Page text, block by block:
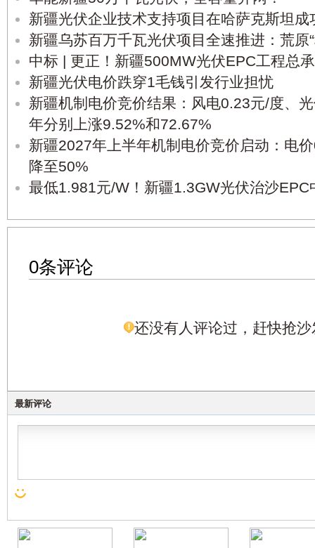
新疆光伏企业技术支持项目在哈萨克斯坦成
新疆乌苏百万千瓦光伏项目全速推进：荒原
中标 | 更正！新疆500MW光伏EPC工程总
新疆光伏电价跌穿1毛钱引发行业担忧
新疆机制电价竞价结果：风电0.23元/度、
年分别上涨9.52%和72.67%
新疆2027年上半年机制电价竞价启动：电
降至50%
最低1.981元/W！新疆1.3GW光伏治沙EPC
0条评论
还没有人评论过，赶快抢沙
最新评论